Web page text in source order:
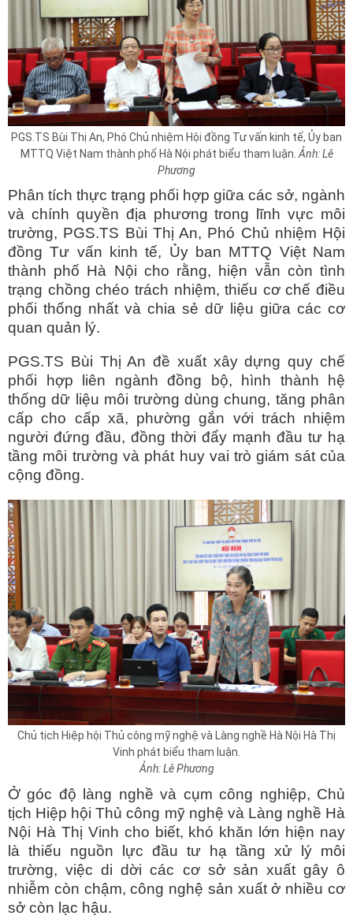
PGS.TS Bùi Thị An, Phó Chủ nhiệm Hội đồng Tư vấn kinh tế, Ủy ban
MTTQ Việt Nam thành phố Hà Nội phát biểu tham luận. Ảnh: Lê
Phương
Phân tích thực trạng phối hợp giữa các sở, ngành
và chính quyền địa phương trong lĩnh vực môi
trường, PGS.TS Bùi Thị An, Phó Chủ nhiệm Hội
đồng Tư vấn kinh tế, Ủy ban MTTQ Việt Nam
thành phố Hà Nội cho rằng, hiện vẫn còn tình
trạng chồng chéo trách nhiệm, thiếu cơ chế điều
phối thống nhất và chia sẻ dữ liệu giữa các cơ
quan quản lý.
PGS.TS Bùi Thị An đề xuất xây dựng quy chế
phối hợp liên ngành đồng bộ, hình thành hệ
thống dữ liệu môi trường dùng chung, tăng phân
cấp cho cấp xã, phường gắn với trách nhiệm
người đứng đầu, đồng thời đẩy mạnh đầu tư hạ
tầng môi trường và phát huy vai trò giám sát của
cộng đồng.
Chủ tịch Hiệp hội Thủ công mỹ nghệ và Làng nghề Hà Nội Hà Thị
Vinh phát biểu tham luận.
Ảnh: Lê Phương
Ở góc độ làng nghề và cụm công nghiệp, Chủ
tịch Hiệp hội Thủ công mỹ nghệ và Làng nghề Hà
Nội Hà Thị Vinh cho biết, khó khăn lớn hiện nay
là thiếu nguồn lực đầu tư hạ tầng xử lý môi
trường, việc di dời các cơ sở sản xuất gây ô
nhiễm còn chậm, công nghệ sản xuất ở nhiều cơ
sở còn lạc hậu.